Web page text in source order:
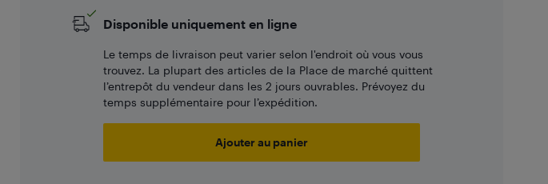
Disponible uniquement en ligne
Le temps de livraison peut varier selon l'endroit où vous vous
trouvez. La plupart des articles de la Place de marché quittent
l’entrepôt du vendeur dans les 2 jours ouvrables. Prévoyez du
temps supplémentaire pour l’expédition.
Ajouter au panier